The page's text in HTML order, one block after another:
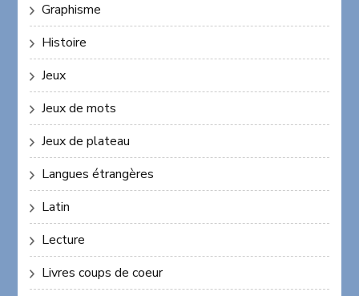
Graphisme
Histoire
Jeux
Jeux de mots
Jeux de plateau
Langues étrangères
Latin
Lecture
Livres coups de coeur